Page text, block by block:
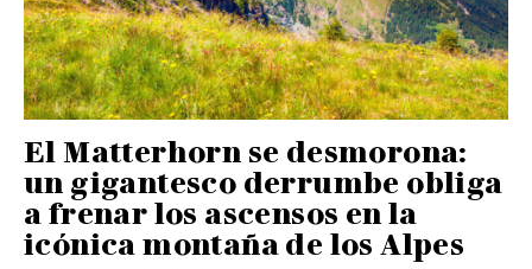
El Matterhorn se desmorona:
un gigantesco derrumbe obliga
a frenar los ascensos en la
icónica montaña de los Alpes